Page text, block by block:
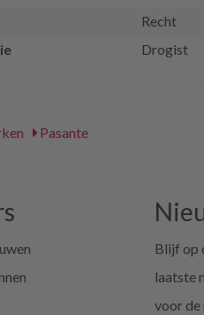
Recht
Drogist
Pasante
Blijf op
laatste
voor de